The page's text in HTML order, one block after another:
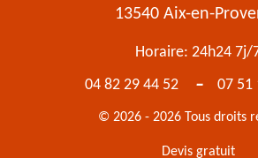
13540 Aix-en-
Horaire: 24h24 7j/
04 82 29 44 52
- 07 51
© 2026 - 2026 Tous droits
Devis gratuit